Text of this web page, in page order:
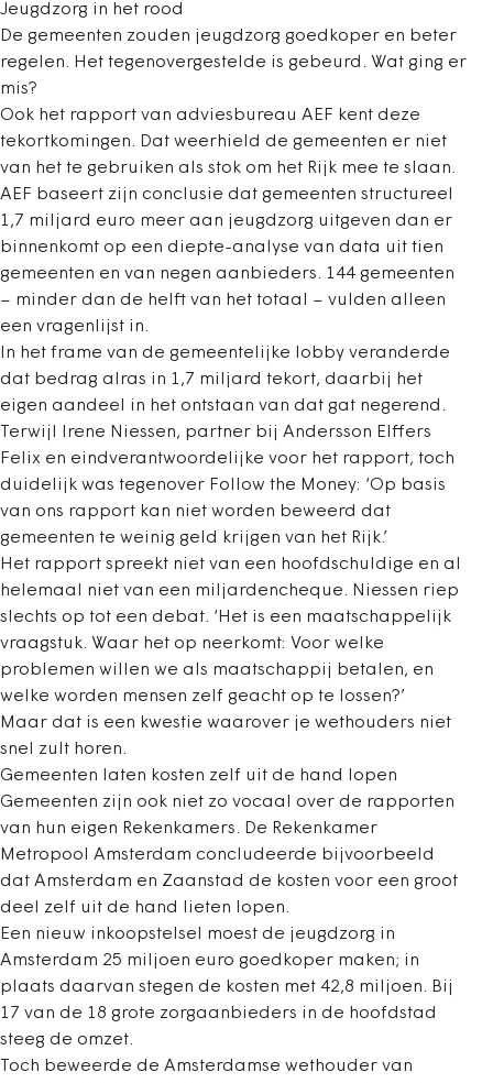
Jeugdzorg in het rood
De gemeenten zouden jeugdzorg goedkoper en beter
regelen. Het tegenovergestelde is gebeurd. Wat ging er
mis?
Ook het rapport van adviesbureau AEF kent deze
tekortkomingen. Dat weerhield de gemeenten er niet
van het te gebruiken als stok om het Rijk mee te slaan.
AEF baseert zijn conclusie dat gemeenten structureel
1,7 miljard euro meer aan jeugdzorg uitgeven dan er
binnenkomt op een diepte-analyse van data uit tien
gemeenten en van negen aanbieders. 144 gemeenten
– minder dan de helft van het totaal – vulden alleen
een vragenlijst in.
In het frame van de gemeentelijke lobby veranderde
dat bedrag alras in 1,7 miljard tekort, daarbij het
eigen aandeel in het ontstaan van dat gat negerend.
Terwijl Irene Niessen, partner bij Andersson Elffers
Felix en eindverantwoordelijke voor het rapport, toch
duidelijk was tegenover Follow the Money: ‘Op basis
van ons rapport kan niet worden beweerd dat
gemeenten te weinig geld krijgen van het Rijk.’
Het rapport spreekt niet van een hoofdschuldige en al
helemaal niet van een miljardencheque. Niessen riep
slechts op tot een debat. ‘Het is een maatschappelijk
vraagstuk. Waar het op neerkomt: Voor welke
problemen willen we als maatschappij betalen, en
welke worden mensen zelf geacht op te lossen?’
Maar dat is een kwestie waarover je wethouders niet
snel zult horen.
Gemeenten laten kosten zelf uit de hand lopen
Gemeenten zijn ook niet zo vocaal over de rapporten
van hun eigen Rekenkamers. De Rekenkamer
Metropool Amsterdam concludeerde bijvoorbeeld
dat Amsterdam en Zaanstad de kosten voor een groot
deel zelf uit de hand lieten lopen.
Een nieuw inkoopstelsel moest de jeugdzorg in
Amsterdam 25 miljoen euro goedkoper maken; in
plaats daarvan stegen de kosten met 42,8 miljoen. Bij
17 van de 18 grote zorgaanbieders in de hoofdstad
steeg de omzet.
Toch beweerde de Amsterdamse wethouder van